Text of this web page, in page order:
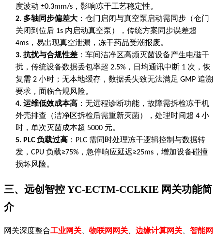
度波动 ±0.3mm/s ，影响冻干工艺稳定性。
2. 多轴同步偏差大 ：仓门启闭与真空泵启动需同步（仓门
关闭到位后 1s 内启动真空泵），传统方案同步误差超
4ms ，易出现真空泄漏，冻干药品受潮报废。
3. 抗扰与合规性差 ：车间洁净区高频灭菌设备产生电磁干
扰，传统设备数据丢包率超 2.5% ，日均通讯中断 1 次，恢
复需 2 小时；无本地缓存，数据丢失致无法满足 GMP 追溯
要求，面临合规风险。
4. 运维低效成本高 ：无远程诊断功能，故障需拆检冻干机
外壳排查（洁净区拆检后需重新灭菌），处理时间超 4 小
时，单次灭菌成本超 5000 元。
5. PLC负载过高 ： PLC 需同时处理冻干逻辑控制与数据转
发， CPU 负载≥75% ，急停响应延迟≥25ms ，增加设备碰撞
损坏风险。
三、远创智控 YC-ECTM-CCLKIE 网关功能简
介
网关深度整合工业网关 物联网网关 边缘计算网关
智能网